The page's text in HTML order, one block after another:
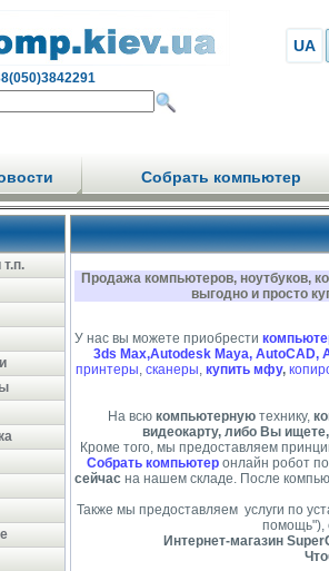
UA
Собрать компьютер
Продажа компьютеров, ноутбуков,
выгодно и просто
У нас вы можете приобрести
3ds Max,Autodesk Maya, AutoCAD,
принтеры, сканеры, купить мфу,
На всю компьютерную технику,
видеокарту, либо Вы
Кроме того, мы предоставляем
Собрать компьютеронлайн робот
сейчас на нашем складе. После
Также мы предоставляем услуги по
помощь"),
Интернет-магазин